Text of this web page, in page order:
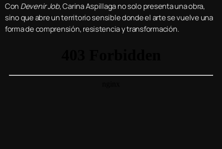
Con Devenir Job, Carina Aspillaga no solo presenta una obra,
sino que abre un territorio sensible donde el arte se vuelve una
forma de comprensión, resistencia y transformación.